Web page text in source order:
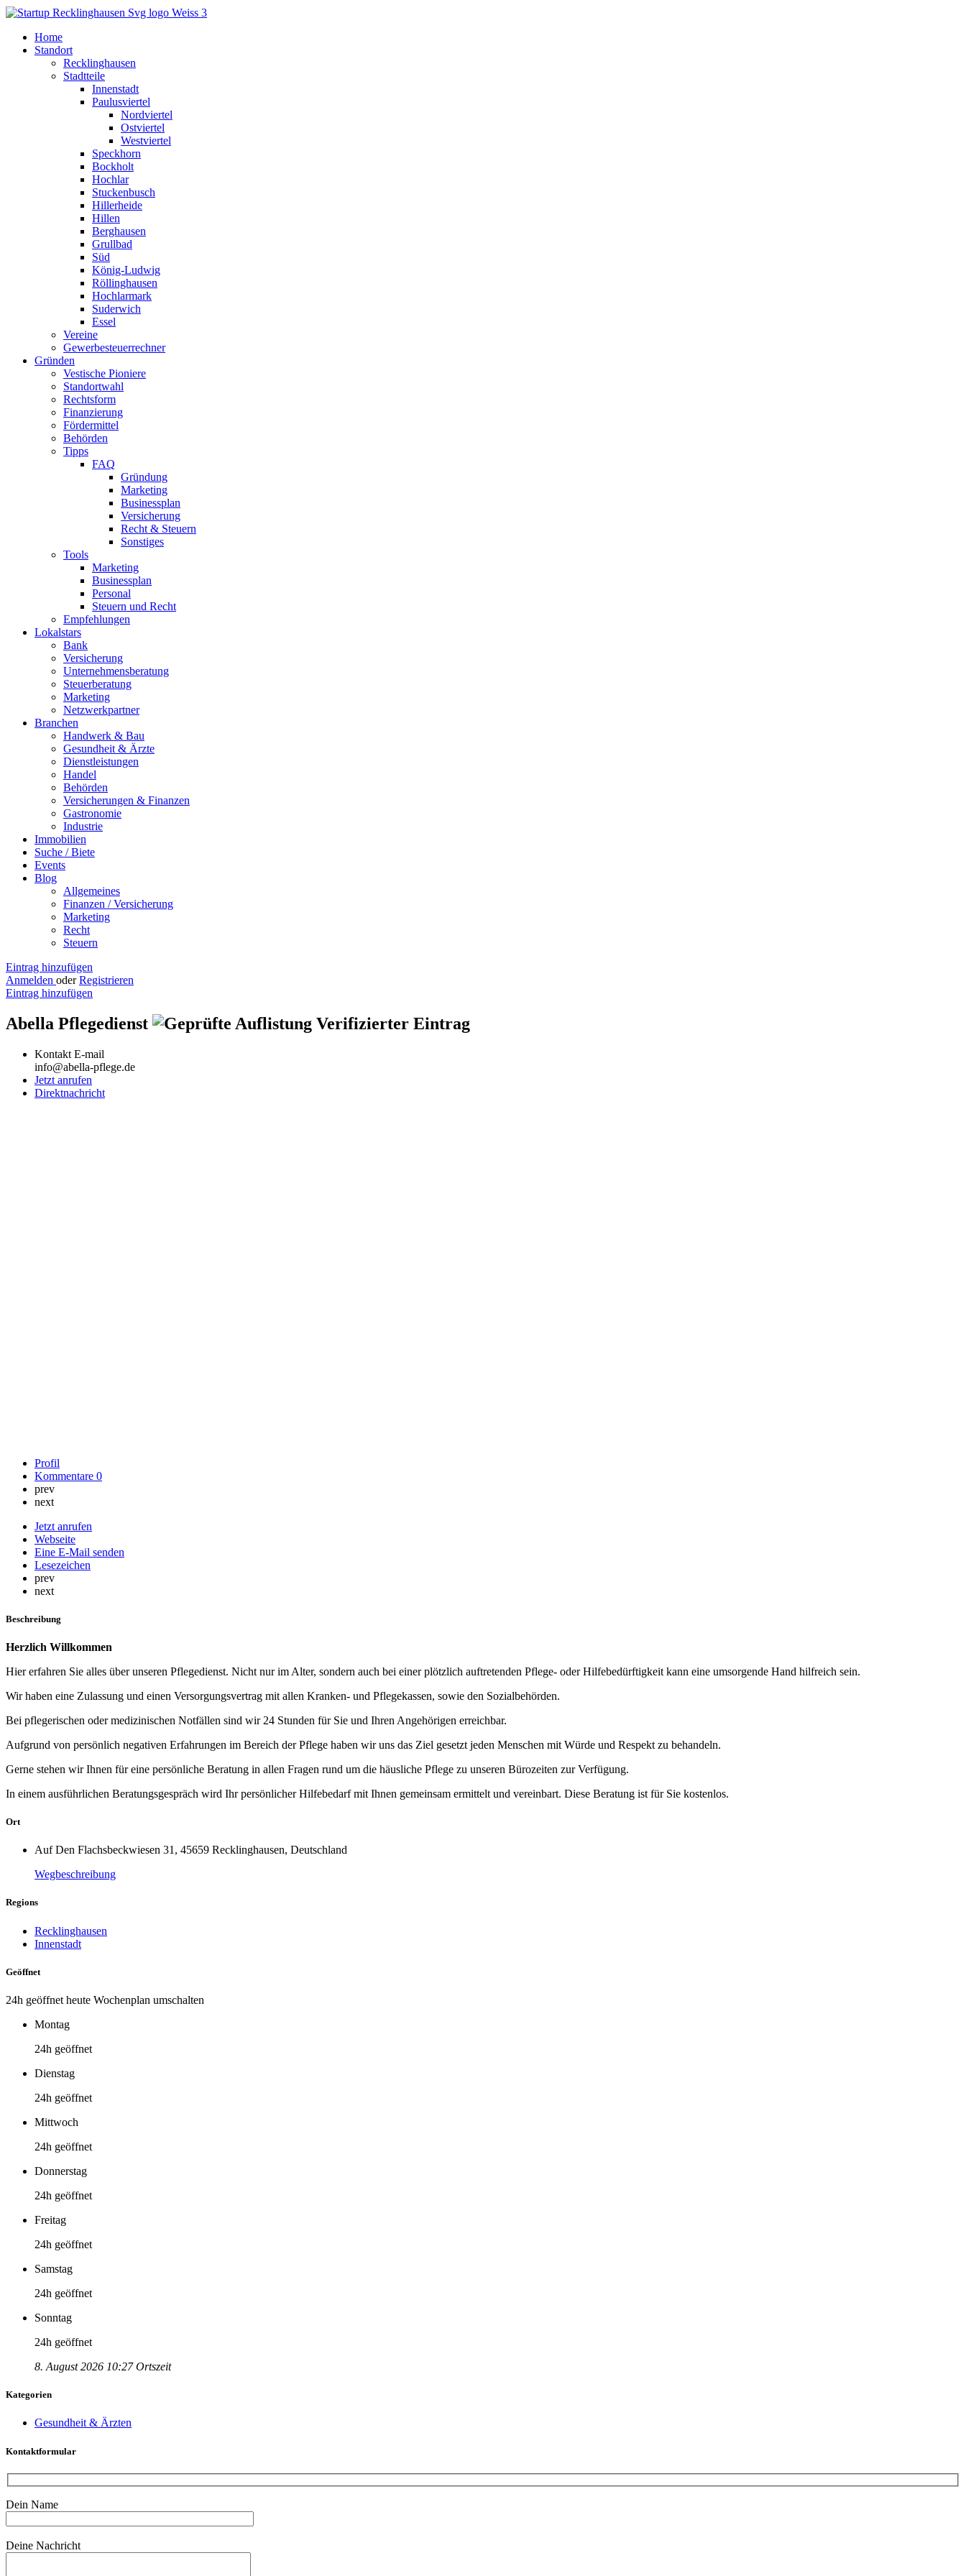
Home
Standort
Recklinghausen
Stadtteile
Innenstadt
Paulusviertel
Nordviertel
Ostviertel
Westviertel
Speckhorn
Bockholt
Hochlar
Stuckenbusch
Hillerheide
Hillen
Berghausen
Grullbad
Süd
König-Ludwig
Röllinghausen
Hochlarmark
Suderwich
Essel
Vereine
Gewerbesteuerrechner
Gründen
Vestische Pioniere
Standortwahl
Rechtsform
Finanzierung
Fördermittel
Behörden
Tipps
FAQ
Gründung
Marketing
Businessplan​
Versicherung
Recht & Steuern
Sonstiges
Tools
Marketing
Businessplan
Personal
Steuern und Recht
Empfehlungen
Lokalstars
Bank
Versicherung
Unternehmensberatung
Steuerberatung
Marketing
Netzwerkpartner
Branchen
Handwerk & Bau
Gesundheit & Ärzte
Dienstleistungen
Handel
Behörden
Versicherungen & Finanzen
Gastronomie
Industrie
Immobilien
Suche / Biete
Events
Blog
Allgemeines
Finanzen / Versicherung
Marketing
Recht
Steuern
Eintrag hinzufügen
Anmelden oder Registrieren
Eintrag hinzufügen
Abella Pflegedienst Verifizierter Eintrag
Kontakt E-mail
info@abella-pflege.de
Jetzt anrufen
Direktnachricht
Profil
Kommentare 0
prev
next
Jetzt anrufen
Webseite
Eine E-Mail senden
Lesezeichen
prev
next
Beschreibung
Herzlich Willkommen
Hier erfahren Sie alles über unseren Pflegedienst. Nicht nur im Alter, sondern auch bei einer plötzlich auftretenden Pflege- oder Hilfebedürftigkeit kann eine umsorgende Hand hilfreich sein.
Wir haben eine Zulassung und einen Versorgungsvertrag mit allen Kranken- und Pflegekassen, sowie den Sozialbehörden.
Bei pflegerischen oder medizinischen Notfällen sind wir 24 Stunden für Sie und Ihren Angehörigen erreichbar.
Aufgrund von persönlich negativen Erfahrungen im Bereich der Pflege haben wir uns das Ziel gesetzt jeden Menschen mit Würde und Respekt zu behandeln.
Gerne stehen wir Ihnen für eine persönliche Beratung in allen Fragen rund um die häusliche Pflege zu unseren Bürozeiten zur Verfügung.
In einem ausführlichen Beratungsgespräch wird Ihr persönlicher Hilfebedarf mit Ihnen gemeinsam ermittelt und vereinbart. Diese Beratung ist für Sie kostenlos.
Ort
Auf Den Flachsbeckwiesen 31, 45659 Recklinghausen, Deutschland
Wegbeschreibung
Regions
Recklinghausen
Innenstadt
Geöffnet
24h geöffnet heute Wochenplan umschalten
Montag
24h geöffnet
Dienstag
24h geöffnet
Mittwoch
24h geöffnet
Donnerstag
24h geöffnet
Freitag
24h geöffnet
Samstag
24h geöffnet
Sonntag
24h geöffnet
8. August 2026 10:27 Ortszeit
Kategorien
Gesundheit & Ärzten
Kontaktformular
Dein Name
Deine Nachricht